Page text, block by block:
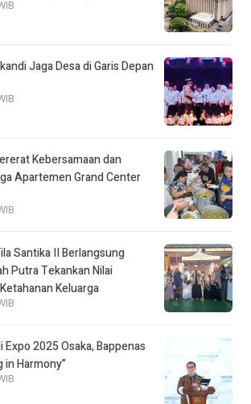
Jaga Desa di Garis Depan
Kebersamaan dan
Apartemen Grand Center
Santika II Berlangsung
Putra Tekankan Nilai
Keluarga
2025 Osaka, Bappenas
in Harmony”